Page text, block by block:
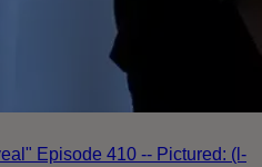
Episode 410 -- Pictured: (l-